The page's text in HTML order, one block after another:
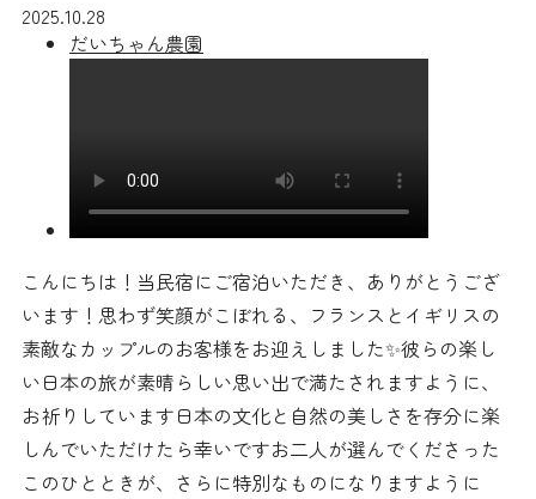
2025.10.28
だいちゃん農園
こんにちは！当民宿にご宿泊いただき、ありがとうござ
います！思わず笑顔がこぼれる、フランスとイギリスの
素敵なカップルのお客様をお迎えしました✨彼らの楽し
い日本の旅が素晴らしい思い出で満たされますように、
お祈りしています日本の文化と自然の美しさを存分に楽
しんでいただけたら幸いです️お二人が選んでくださった
このひとときが、さらに特別なものになりますように